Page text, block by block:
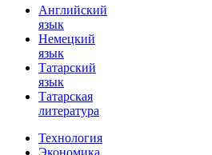
Английский
язык
Немецкий
язык
Татарский
язык
Татарская
литература
Технология
Экономика